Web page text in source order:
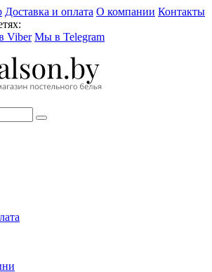
Доставка и оплата О компании Контакты
Viber Мы в Telegram